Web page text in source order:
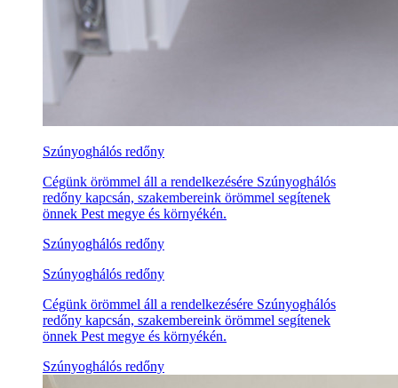
Szúnyoghálós redőny
Cégünk örömmel áll a rendelkezésére Szúnyoghálós
redőny kapcsán, szakembereink örömmel segítenek
önnek Pest megye és környékén.
Szúnyoghálós redőny
Szúnyoghálós redőny
Cégünk örömmel áll a rendelkezésére Szúnyoghálós
redőny kapcsán, szakembereink örömmel segítenek
önnek Pest megye és környékén.
Szúnyoghálós redőny